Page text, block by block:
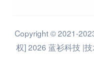
Copyright © 2021-
权] 2026 蓝衫科技 |